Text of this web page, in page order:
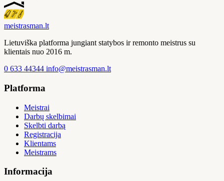
meistrasman.lt
Lietuviška platforma jungiant statybos ir remonto meistrus su
klientais nuo 2016 m.
0 633 44344 info@meistrasman.lt
Platforma
Meistrai
Darbų skelbimai
Skelbti darbą
Registracija
Klientams
Meistrams
Informacija